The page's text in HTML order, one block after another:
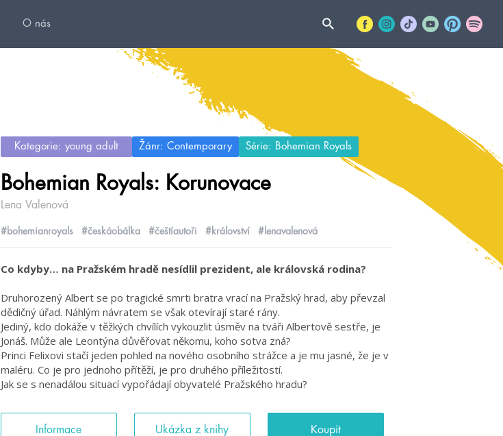
O nás
Kategorie: young adult Žánr: Contemporary Série: Bohemian Royals
Bohemian Royals: Korunovace
Lena Valenová
#bohemianroyals #českáobálka #češtíautoři #království #lenavalenová
Co kdyby… na Pražském hradě nesídlil prezident, ale královská rodina?
Druhorozený Albert se po tragické smrti bratra vrací na Pražský hrad, aby převzal
dědičný úřad. Náhlým návratem se však otevírají staré rány.
Jediný, kdo dokáže v těžkých chvílích vykouzlit úsměv na tváři Albertově sestře, je
Jonáš. Může ale Leontýna důvěřovat někomu, koho sotva zná?
Princi Felixovi stačí jeden pohled na nového osobního strážce a je mu jasné, že je v
maléru. Co je pro jednoho přítěží, je pro druhého příležitostí.
Jak se s nenadálou situací vypořádají obyvatelé Pražského hradu?
Informace Ukázka z knihy Koupit